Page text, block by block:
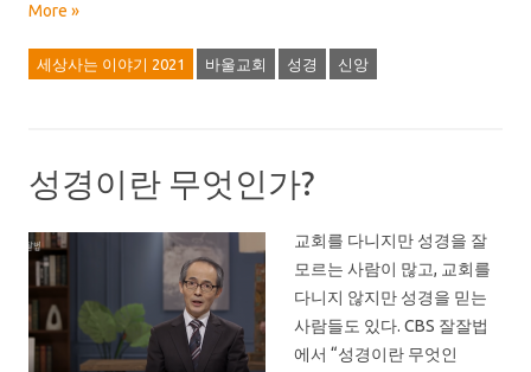
More »
세상사는 이야기 2021 바울교회 성경 신앙
성경이란 무엇인가?
교회를 다니지만 성경을 잘
모르는 사람이 많고, 교회를
다니지 않지만 성경을 믿는
사람들도 있다. CBS 잘잘법
에서 “성경이란 무엇인